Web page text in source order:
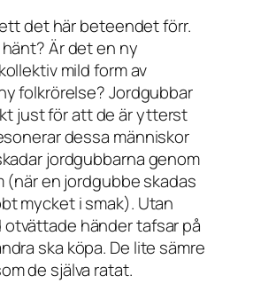
det här beteendet förr.
Är det en ny
mild form av
folkrörelse? Jordgubbar
just för att de är ytterst
dessa människor
jordgubbarna genom
(när en jordgubbe skadas
mycket i smak). Utan
händer tafsar på
ska köpa. De lite sämre
de själva ratat.